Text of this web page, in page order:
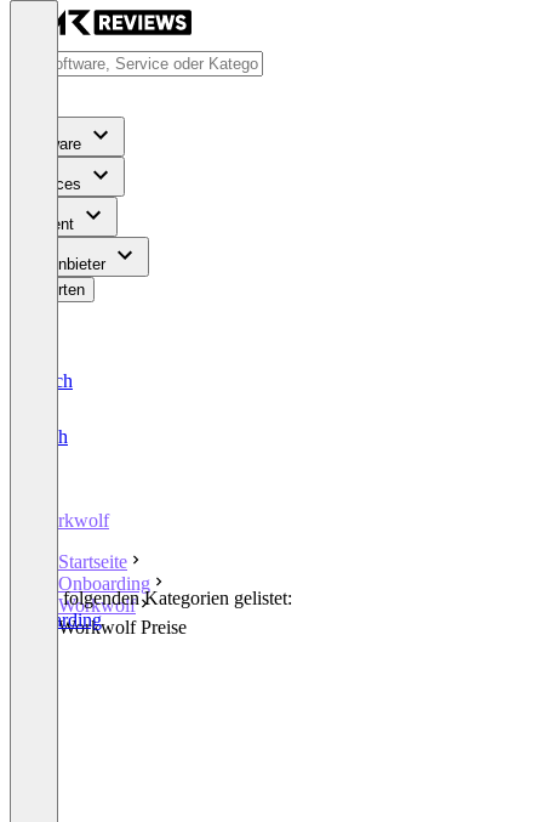
Software
Services
Content
Für Anbieter
Bewerten
Deutsch
English
Workwolf
Startseite
Onboarding
Workwolf
Workwolf Preise
In den folgenden Kategorien gelistet:
Onboarding